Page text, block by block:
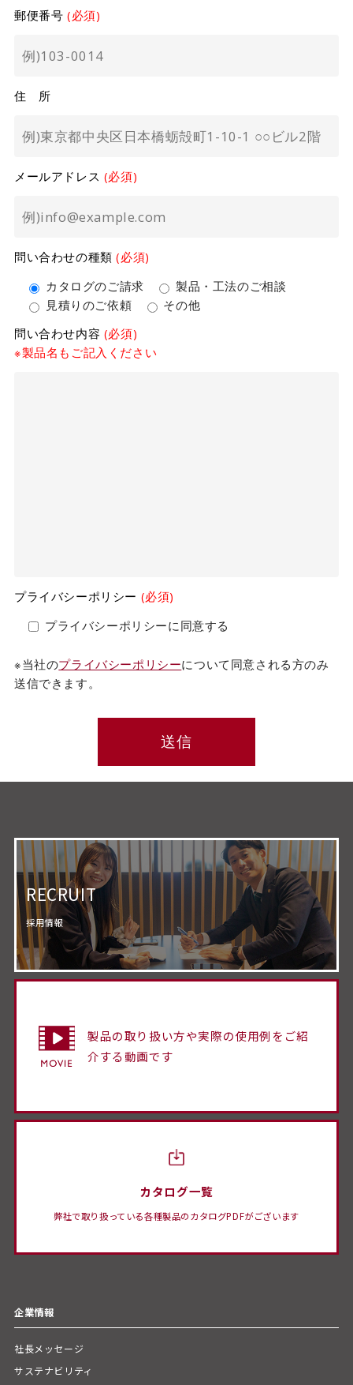
郵便番号 (必須)
住 所
メールアドレス (必須)
問い合わせの種類(必須)
カタログのご請求
製品・工法のご相談
見積りのご依頼
その他
問い合わせ内容 (必須)
※製品名もご記入ください
プライバシーポリシー (必須)
プライバシーポリシーに同意する
※当社のプライバシーポリシーについて同意される方のみ
送信できます。
RECRUIT
採用情報
製品の取り扱い方や実際の使用例をご紹
介する動画です
カタログ一覧
弊社で取り扱っている各種製品のカタログPDFがございます
企業情報
社長メッセージ
サステナビリティ